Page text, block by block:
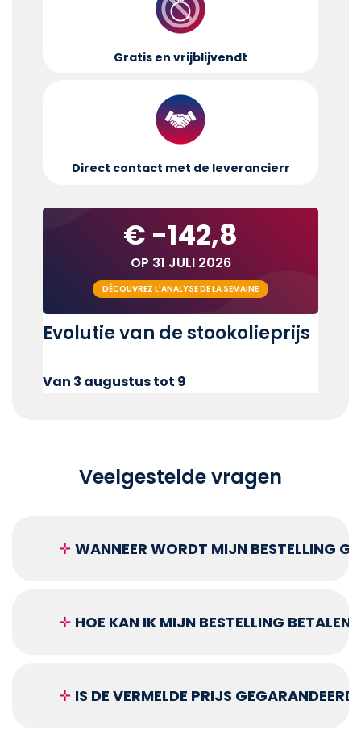
Gratis en vrijblijvendt
Direct contact met de leverancierr
€ -142,8
OP 31 JULI 2026
DÉCOUVREZ L'ANALYSE DE LA SEMAINE
Evolutie van de stookolieprijs
Van 3 augustus tot 9
Veelgestelde vragen
✛ WANNEER WORDT MIJN BESTELLING
✛ HOE KAN IK MIJN BESTELLING BETALEN?
✛ IS DE VERMELDE PRIJS